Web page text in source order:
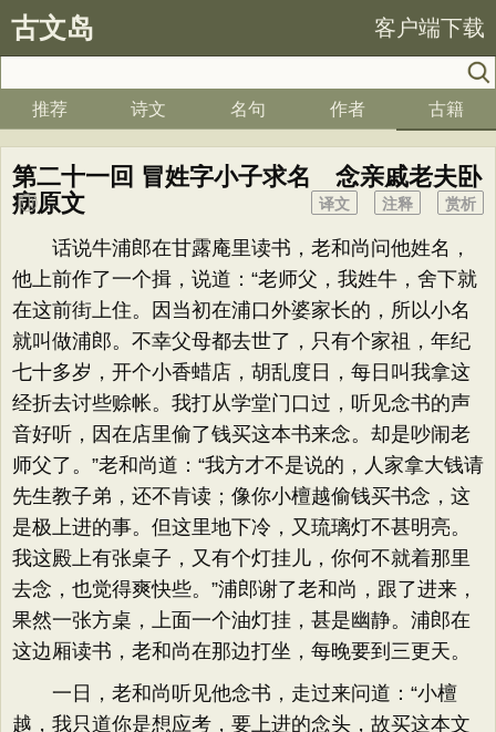
古文岛 客户端下载
推荐 诗文 名句 作者 古籍
第二十一回 冒姓字小子求名 念亲戚老夫卧
病原文
赏析
注释
译文
话说牛浦郎在甘露庵里读书，老和尚问他姓名，
他上前作了一个揖，说道：“老师父，我姓牛，舍下就
在这前街上住。因当初在浦口外婆家长的，所以小名
就叫做浦郎。不幸父母都去世了，只有个家祖，年纪
七十多岁，开个小香蜡店，胡乱度日，每日叫我拿这
经折去讨些赊帐。我打从学堂门口过，听见念书的声
音好听，因在店里偷了钱买这本书来念。却是吵闹老
师父了。”老和尚道：“我方才不是说的，人家拿大钱请
先生教子弟，还不肯读；像你小檀越偷钱买书念，这
是极上进的事。但这里地下冷，又琉璃灯不甚明亮。
我这殿上有张桌子，又有个灯挂儿，你何不就着那里
去念，也觉得爽快些。”浦郎谢了老和尚，跟了进来，
果然一张方桌，上面一个油灯挂，甚是幽静。浦郎在
这边厢读书，老和尚在那边打坐，每晚要到三更天。
一日，老和尚听见他念书，走过来问道：“小檀
越，我只道你是想应考，要上进的念头，故买这本文